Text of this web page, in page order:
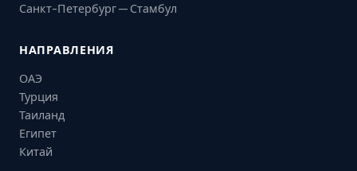
Санкт-Петербург — Стамбул
НАПРАВЛЕНИЯ
ОАЭ
Турция
Таиланд
Египет
Китай